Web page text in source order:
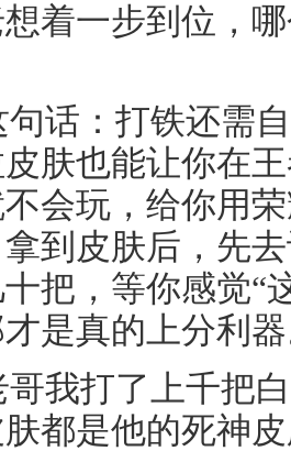
着一步到位，
话：打铁还需
肤也能让你在
会玩，给你用
到皮肤后，先
把，等你感觉“
是真的上分利
我打了上千把
都是他的死神